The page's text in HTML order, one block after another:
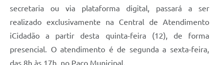
Editais
Links
Telefones Úteis
secretaria ou via plataforma digital, passará a ser
realizado exclusivamente na Central de Atendimento
iCidadão a partir desta quinta-feira (12), de forma
presencial. O atendimento é de segunda a sexta-feira,
das 8h às 17h, no Paço Municipal.